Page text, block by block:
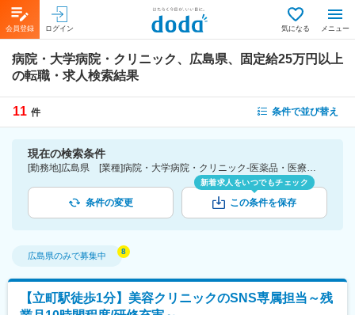
会員登録 ログイン 気になる メニュー
病院・大学病院・クリニック、広島県、固定給25万円以上
の転職・求人検索結果
11 件 条件で並び替え
現在の検索条件
[勤務地]広島県 [業種]病院・大学病院・クリニック-医薬品・医療機器・ライフサイエンス・医療系サービス [詳細条件](待遇・福利厚生)固定給25万円以上
条件の変更
新着求人をいつでもチェック
この条件を保存
広島県のみで募集中
【立町駅徒歩1分】美容クリニックのSNS専属担当～残